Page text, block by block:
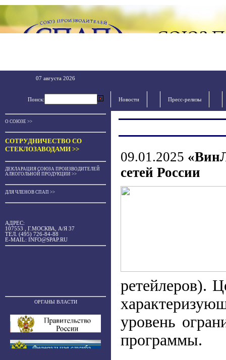
07 августа 2026
Поиск: Новости Пресс-релизы
О СОЮЗЕ >>
СОТРУДНИЧЕСТВО СО
СТЕКЛОЗАВОДАМИ >>
ДЕКЛАРАЦИЯ СОЮЗА ПРОИЗВОДИТЕЛЕЙ
АЛКОГОЛЬНОЙ ПРОДУКЦИИ >>
ДЛЯ ЧЛЕНОВ СПАП >>
АДРЕС:
107553 , Г.МОСКВА, А/Я 37
ТЕЛ. (495) 726-84-88
E-MAIL: INFO@SPAP.RU
ОРГАНЫ ВЛАСТИ
09.01.2025
сетей России
ретейлеров).
уровень
программы.